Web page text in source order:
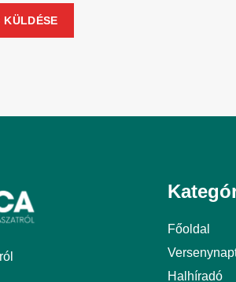
Főoldal
Halhíradó